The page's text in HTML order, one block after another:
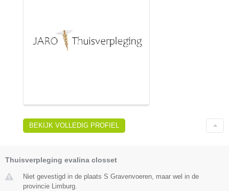
BEKIJK VOLLEDIG PROFIEL
Thuisverpleging evalina closset
Niet gevestigd in de plaats S Gravenvoeren, maar wel in de
provincie Limburg.